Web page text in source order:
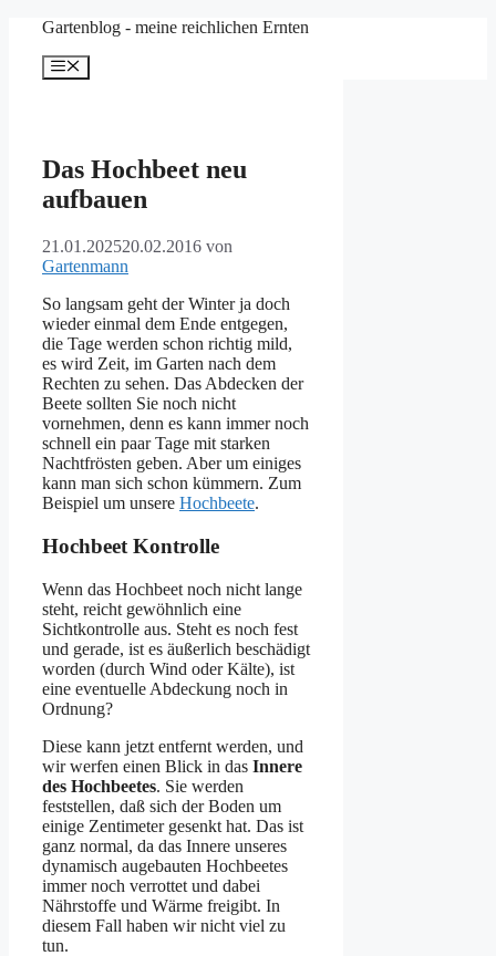
springen
Gartenblog - meine reichlichen Ernten
Menü
Das Hochbeet neu
aufbauen
21.01.202520.02.2016 von
Gartenmann
So langsam geht der Winter ja doch
wieder einmal dem Ende entgegen,
die Tage werden schon richtig mild,
es wird Zeit, im Garten nach dem
Rechten zu sehen. Das Abdecken der
Beete sollten Sie noch nicht
vornehmen, denn es kann immer noch
schnell ein paar Tage mit starken
Nachtfrösten geben. Aber um einiges
kann man sich schon kümmern. Zum
Beispiel um unsere Hochbeete.
Hochbeet Kontrolle
Wenn das Hochbeet noch nicht lange
steht, reicht gewöhnlich eine
Sichtkontrolle aus. Steht es noch fest
und gerade, ist es äußerlich beschädigt
worden (durch Wind oder Kälte), ist
eine eventuelle Abdeckung noch in
Ordnung?
Diese kann jetzt entfernt werden, und
wir werfen einen Blick in das Innere
des Hochbeetes. Sie werden
feststellen, daß sich der Boden um
einige Zentimeter gesenkt hat. Das ist
ganz normal, da das Innere unseres
dynamisch augebauten Hochbeetes
immer noch verrottet und dabei
Nährstoffe und Wärme freigibt. In
diesem Fall haben wir nicht viel zu
tun.